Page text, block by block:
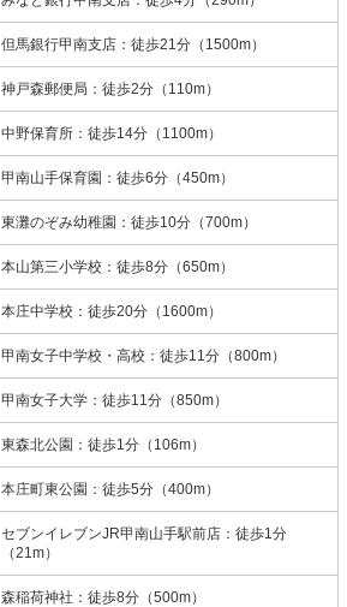
但馬銀行甲南支店：徒歩21分（1500m）
神戸森郵便局：徒歩2分（110m）
中野保育所：徒歩14分（1100m）
甲南山手保育園：徒歩6分（450m）
東灘のぞみ幼稚園：徒歩10分（700m）
本山第三小学校：徒歩8分（650m）
本庄中学校：徒歩20分（1600m）
甲南女子中学校・高校：徒歩11分（800m）
甲南女子大学：徒歩11分（850m）
東森北公園：徒歩1分（106m）
本庄町東公園：徒歩5分（400m）
セブンイレブンJR甲南山手駅前店：徒歩1分
（21m）
森稲荷神社：徒歩8分（500m）